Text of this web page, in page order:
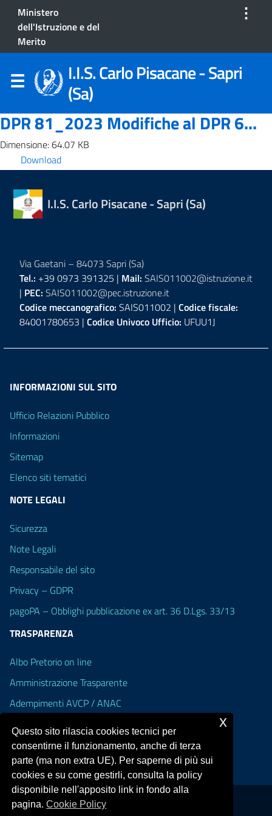
Ministero
dell'Istruzione e del
Merito
⋮
I.I.S. Carlo Pisacane - Sapri
(Sa)
DPR 81_2023 Modifiche al DPR 6...
Dimensione: 64.07 KB
Download
I.I.S. Carlo Pisacane - Sapri (Sa)
Via Gaetani – 84073 Sapri (Sa)
Tel.: +39 0973 391325 | Mail: SAIS011002@istruzione.it
| PEC: SAIS011002@pec.istruzione.it
Codice meccanografico: SAIS011002 | Codice fiscale:
84001780653 | Codice Univoco Ufficio: UFUU1J
INFORMAZIONI SUL SITO
Ufficio Relazioni Pubblico
Informazioni
Sitemap
Elenco siti tematici
NOTE LEGALI
Sicurezza
Note Legali
Responsabile del sito
Privacy – GDPR
pagoPA – Obblighi pubblicazione ex art. 36 D.Lgs. 33/13
TRASPARENZA
Albo Pretorio on line
Amministrazione Trasparente
Adempimenti AVCP / ANAC
Dichiarazione di accessibilità
Portale realizzato con la piattaforma
Questo sito rilascia cookies tecnici per
consentirne il funzionamento, anche di terza
parte (ma non extra UE). Per saperne di più sui
cookies e su come gestirli, consulta la policy
disponibile nell'apposito link in fondo alla
pagina.Cookie Policy
x